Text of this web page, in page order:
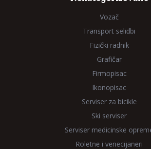
Vozač
Transport selidbi
Fizički radnik
Grafičar
Firmopisac
Ikonopisac
Serviser za bicikle
Ski serviser
Serviser medicinske
Roletne i venecijaneri